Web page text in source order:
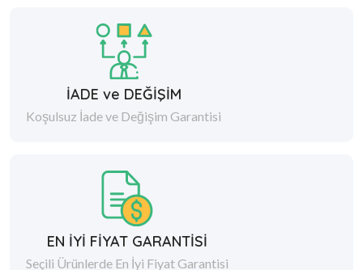
İADE ve DEĞİŞİM
Koşulsuz İade ve Değişim Garantisi
EN İYİ FİYAT GARANTİSİ
Seçili Ürünlerde En İyi Fiyat Garantisi